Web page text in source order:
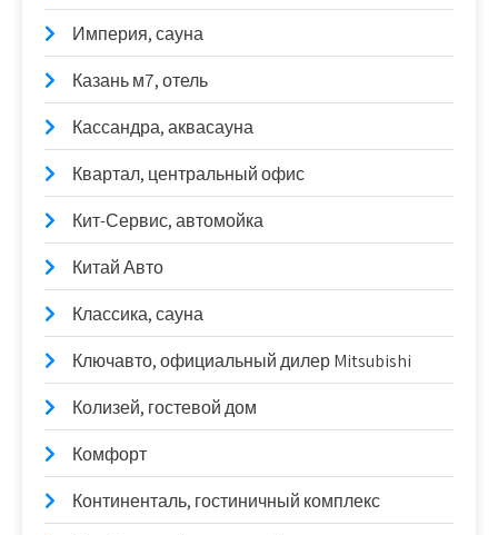
Империя, сауна
Казань м7, отель
Кассандра, аквасауна
Квартал, центральный офис
Кит-Сервис, автомойка
Китай Авто
Классика, сауна
Ключавто, официальный дилер Mitsubishi
Колизей, гостевой дом
Комфорт
Континенталь, гостиничный комплекс